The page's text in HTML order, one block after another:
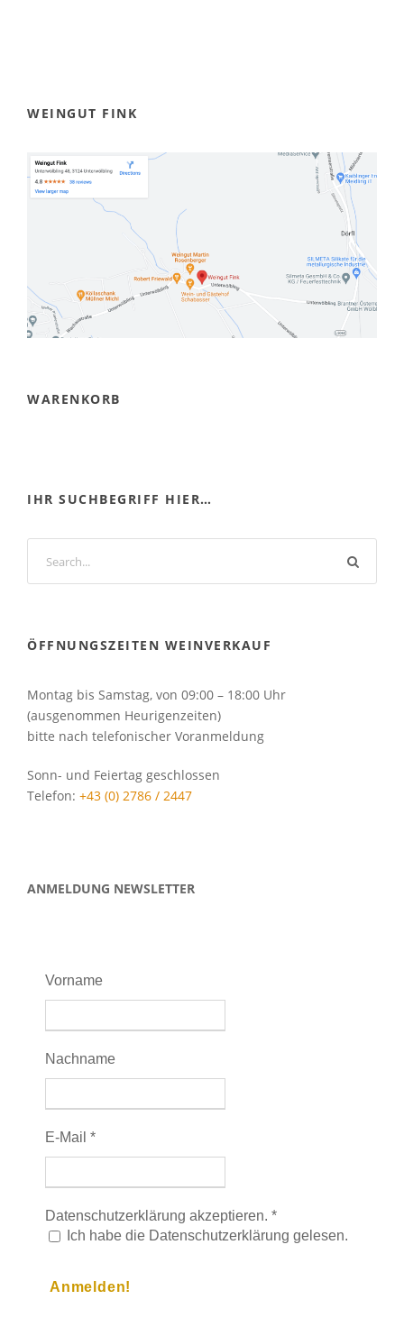
WEINGUT FINK
WARENKORB
IHR SUCHBEGRIFF HIER…
ÖFFNUNGSZEITEN WEINVERKAUF
Montag bis Samstag, von 09:00 – 18:00 Uhr
(ausgenommen Heurigenzeiten)
bitte nach telefonischer Voranmeldung
Sonn- und Feiertag geschlossen
Telefon: +43 (0) 2786 / 2447
ANMELDUNG NEWSLETTER
Vorname
Nachname
E-Mail *
Datenschutzerklärung akzeptieren. *
Ich habe die Datenschutzerklärung gelesen.